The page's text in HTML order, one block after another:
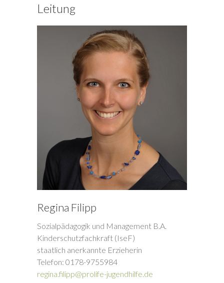
Leitung
Regina Filipp
Sozialpädagogik und Management B.A.
Kinderschutzfachkraft (IseF)
staatlich anerkannte Erzieherin
Telefon: 0178-9755984
regina.filipp@prolife-jugendhilfe.de